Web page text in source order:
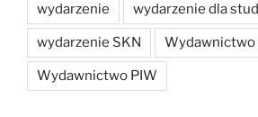
wydarzenie wydarzenie dla
wydarzenie SKN Wydawnictwo
Wydawnictwo PIW